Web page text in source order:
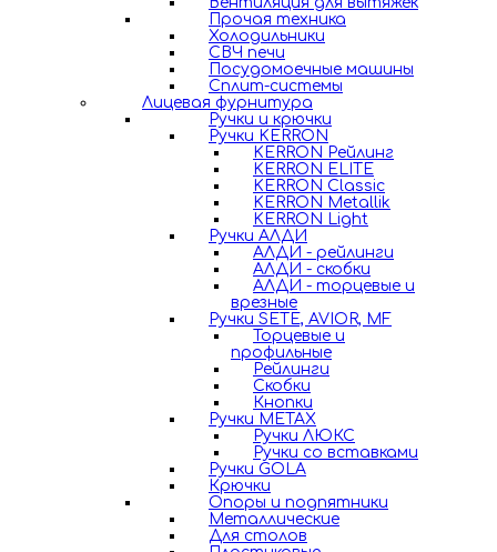
Прочая техника
Холодильники
СВЧ печи
Посудомоечные машины
Сплит-системы
Лицевая фурнитура
Ручки и крючки
Ручки KERRON
KERRON Рейлинг
KERRON ELITE
KERRON Classic
KERRON Metallik
KERRON Light
Ручки АЛДИ
АЛДИ - рейлинги
АЛДИ - скобки
АЛДИ - торцевые и
врезные
Ручки SETE, AVIOR, MF
Торцевые и
профильные
Рейлинги
Скобки
Кнопки
Ручки METAX
Ручки ЛЮКС
Ручки со вставками
Ручки GOLA
Крючки
Опоры и подпятники
Металлические
Для столов